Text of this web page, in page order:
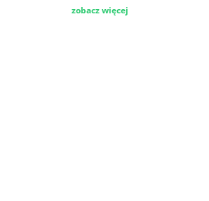
zobacz więcej